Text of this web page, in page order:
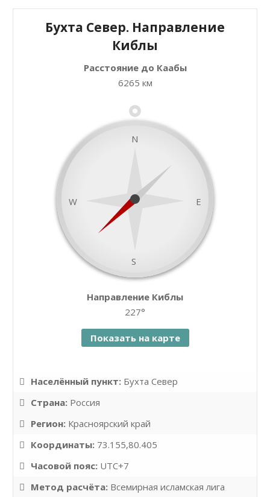
Бухта Север. Направление
Киблы
Расстояние до Каабы
6265 км
N
E
W
S
Направление Киблы
227°
Показать на карте
Leaflet| ©OpenStreetMap
Населённый пункт: Бухта Север
Страна: Россия
Регион: Красноярский край
Координаты: 73.155,80.405
Часовой пояс: UTC+7
Метод расчёта: Всемирная исламская лига